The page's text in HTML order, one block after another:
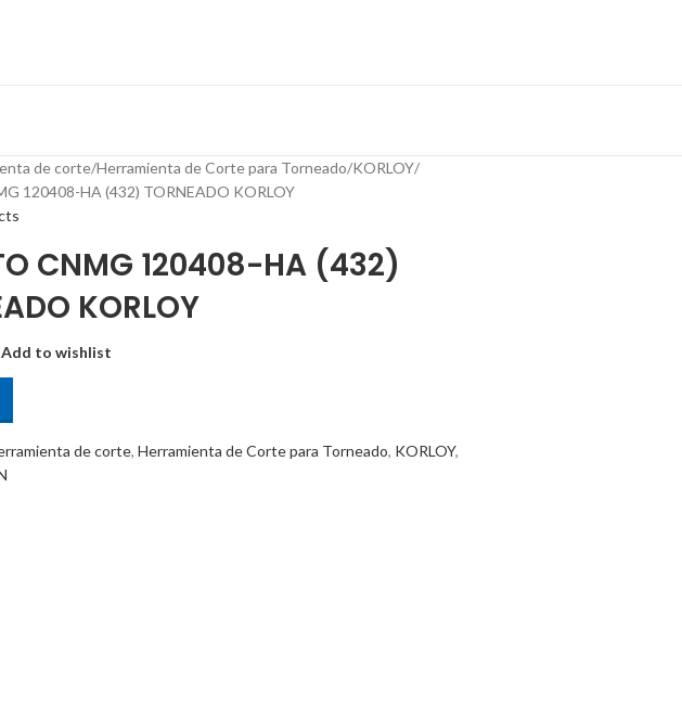
de corte Herramienta de Corte para Torneado KORLOY
120408-HA (432) TORNEADO KORLOY
CNMG 120408-HA (432)
KORLOY
Add to wishlist
de corte, Herramienta de Corte para Torneado, KORLOY,